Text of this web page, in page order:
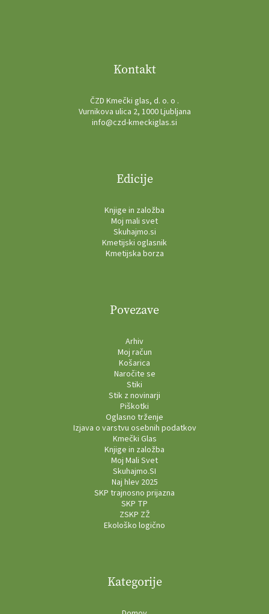
Kontakt
ČZD Kmečki glas, d. o. o .
Vurnikova ulica 2, 1000 Ljubljana
info@czd-kmeckiglas.si
Edicije
Knjige in založba
Moj mali svet
Skuhajmo.si
Kmetijski oglasnik
Kmetijska borza
Povezave
Arhiv
Moj račun
Košarica
Naročite se
Stiki
Stik z novinarji
Piškotki
Oglasno trženje
Izjava o varstvu osebnih podatkov
Kmečki Glas
Knjige in založba
Moj Mali Svet
Skuhajmo.SI
Naj hlev 2025
SKP trajnosno prijazna
SKP TP
ZSKP ZŽ
Ekološko logično
Kategorije